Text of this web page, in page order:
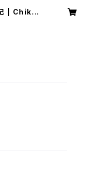
| Chika